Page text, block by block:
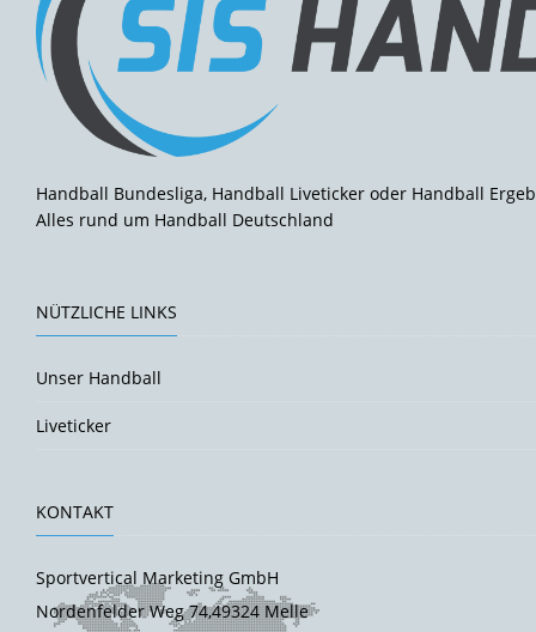
Handball Bundesliga, Handball Liveticker oder Handball
Alles rund um Handball Deutschland
NÜTZLICHE LINKS
Unser Handball
Liveticker
KONTAKT
Sportvertical Marketing GmbH
Nordenfelder Weg 74,49324 Melle